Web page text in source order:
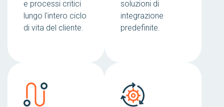
e processi critici
lungo l'intero ciclo
di vita del cliente.
soluzioni di
integrazione
predefinite.